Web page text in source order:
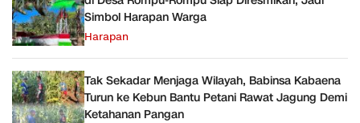
Simbol Harapan Warga
Harapan
Tak Sekadar Menjaga Wilayah, Babinsa Kabaena
Turun ke Kebun Bantu Petani Rawat Jagung Demi
Ketahanan Pangan